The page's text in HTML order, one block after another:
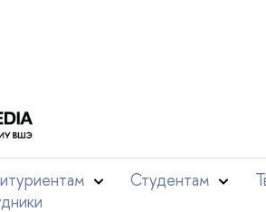
и муниципальное
Мама студентки
задуматься».